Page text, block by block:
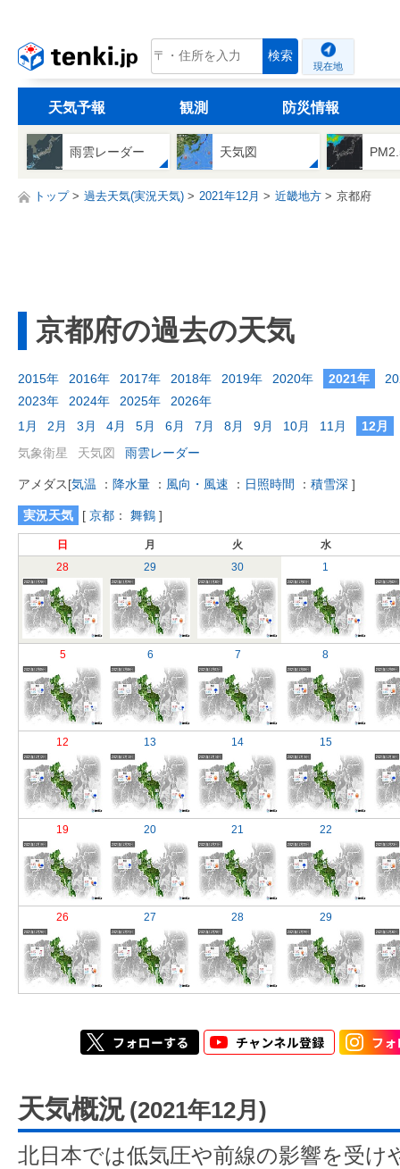
tenki.jp 検索
現在地
天気予報 観測 防災情報
雨雲レーダー 天気図
トップ 過去天気(実況天気) 2021年12月 近畿地方 京都府
京都府の過去の天気
2015年 2016年 2017年 2018年 2019年 2020年 2021年
2023年
2024年 2025年
2026年
1月
2月 3月 4月 5月 6月 7月 8月 9月 10月 11月
12月
気象衛星
天気図 雨雲レーダー
アメダス[気温 ： 降水量 ： 風向・風速 ： 日照時間 ： 積雪深 ]
実況天気 [ 京都 ： 舞鶴 ]
日 月 火
水
28
29 30 1
5 6 7 8
12 13 14 15
19 20 21 22
26 27 28 29
天気概況 (2021年12月)
北日本では低気圧や前線の影響を受け